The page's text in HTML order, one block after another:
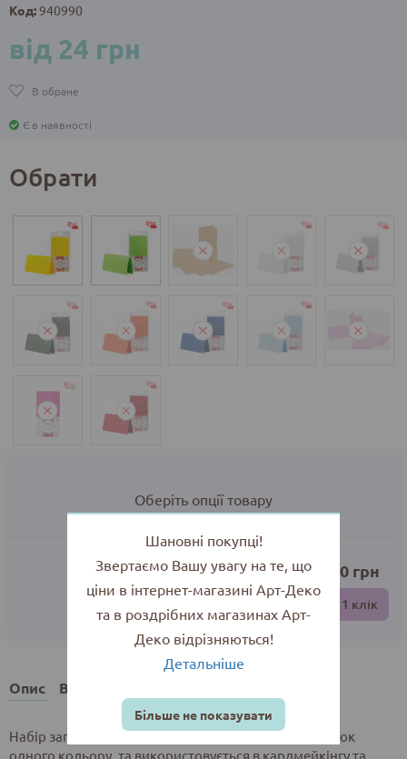
Код: 940990
від 24 грн
В обране
Є в наявності
Обрати
Оберіть опції товару
0.00 грн
Купити в 1 клік
Опис Відгуки
Набір заготовок для листівок включає 5 шт. заготовок
одного кольору, та використовується в кардмейкінгу та
Шановні покупці!
Звертаємо Вашу увагу на те, що
ціни в інтернет-магазині Арт-Деко
та в роздрібних магазинах Арт-
Деко відрізняються!
Детальніше
Більше не показувати